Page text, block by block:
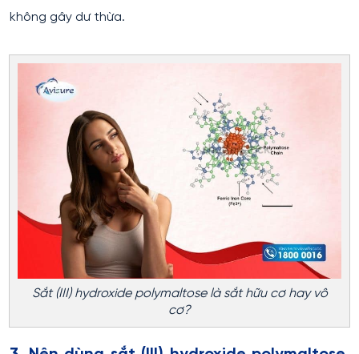
không gây dư thừa.
Sắt (III) hydroxide polymaltose là sắt hữu cơ hay vô
cơ?